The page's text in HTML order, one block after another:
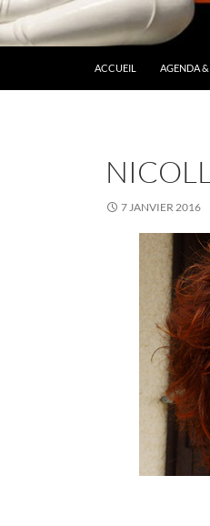
ACCUEIL AGENDA
7 JANVIER 2016